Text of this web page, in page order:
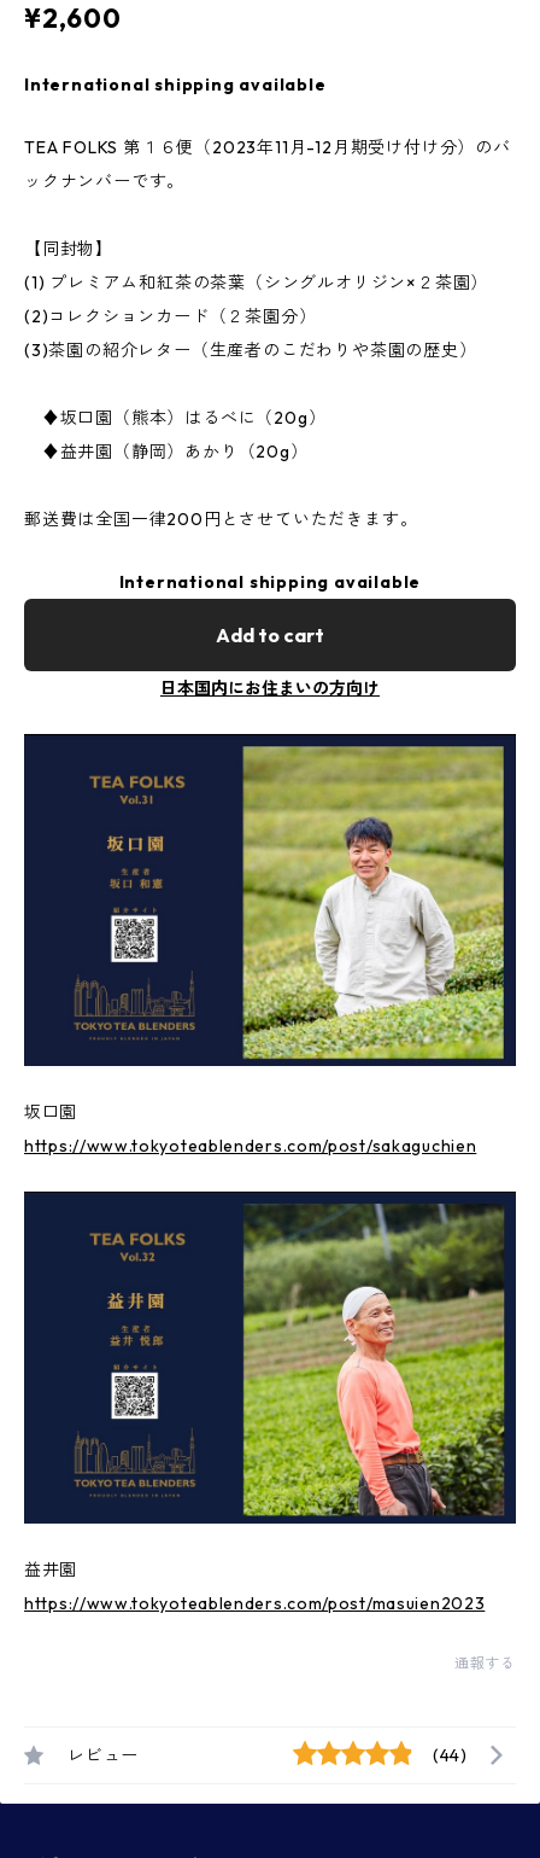
¥2,600
International shipping available
TEA FOLKS 第１６便（2023年11月-12月期受け付け分）のバ
ックナンバーです。
【同封物】
(1) プレミアム和紅茶の茶葉（シングルオリジン×２茶園）
(2)コレクションカード（２茶園分）
(3)茶園の紹介レター（生産者のこだわりや茶園の歴史）
♦︎坂口園（熊本）はるべに（20g）
♦︎益井園（静岡）あかり（20g）
郵送費は全国一律200円とさせていただきます。
International shipping available
Add to cart
日本国内にお住まいの方向け
坂口園
https://www.tokyoteablenders.com/post/sakaguchien
益井園
https://www.tokyoteablenders.com/post/masuien2023
通報する
レビュー (44)